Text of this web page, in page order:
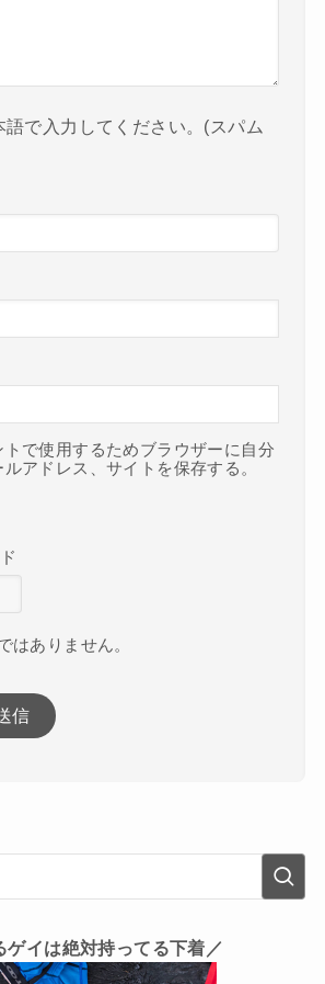
語で入力してください。(スパム
トで使用するためブラウザーに自分
アドレス、サイトを保存する。
はありません。
ゲイは絶対持ってる下着／